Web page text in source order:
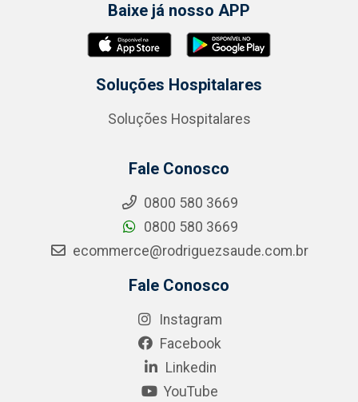
Baixe já nosso APP
Soluções Hospitalares
Soluções Hospitalares
Fale Conosco
0800 580 3669
0800 580 3669
ecommerce@rodriguezsaude.com.br
Fale Conosco
Instagram
Facebook
Linkedin
YouTube